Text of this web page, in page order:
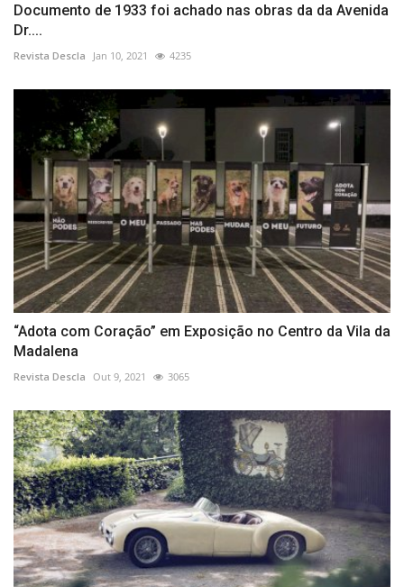
Documento de 1933 foi achado nas obras da da Avenida
Dr....
Revista Descla Jan 10, 2021 4235
“Adota com Coração” em Exposição no Centro da Vila da
Madalena
Revista Descla Out 9, 2021 3065